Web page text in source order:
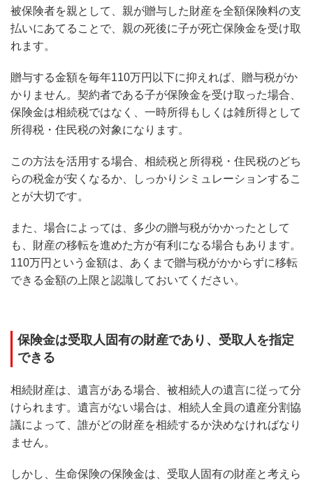
被保険者を親として、親が贈与した財産を全額保険料の支
払いにあてることで、親の死後に子が死亡保険金を受け取
れます。
贈与する金額を毎年110万円以下に抑えれば、贈与税がか
かりません。契約者である子が保険金を受け取った場合、
保険金は相続税ではなく、一時所得もしくは雑所得として
所得税・住民税の対象になります。
この方法を活用する場合、相続税と所得税・住民税のどち
らの税金が安くなるか、しっかりシミュレーションするこ
とが大切です。
また、場合によっては、多少の贈与税がかかったとして
も、財産の移転を進めた方が有利になる場合もあります。
110万円という金額は、あくまで贈与税がかからずに移転
できる金額の上限と認識しておいてください。
保険金は受取人固有の財産であり、受取人を指定
できる
相続財産は、遺言がある場合、被相続人の遺言に従って分
けられます。遺言がない場合は、相続人全員の遺産分割協
議によって、誰がどの財産を相続するか決めなければなり
ません。
しかし、生命保険の保険金は、受取人固有の財産と考えら